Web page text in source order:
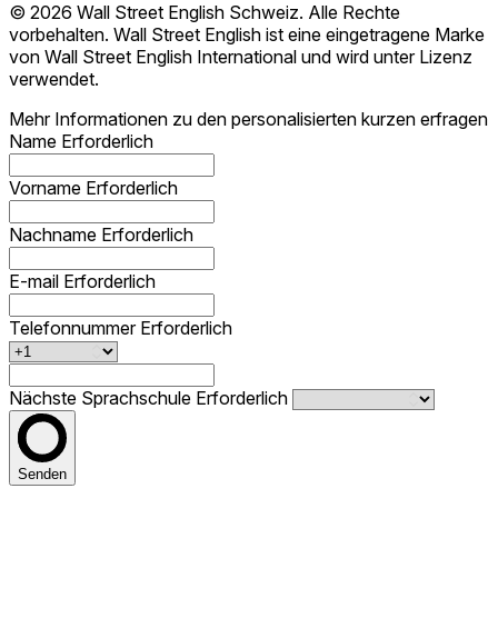
© 2026 Wall Street English Schweiz. Alle Rechte
vorbehalten. Wall Street English ist eine eingetragene Marke
von Wall Street English International und wird unter Lizenz
verwendet.
Mehr Informationen zu den personalisierten kurzen erfragen
Name Erforderlich
Vorname Erforderlich
Nachname Erforderlich
E-mail Erforderlich
Telefonnummer Erforderlich
Nächste Sprachschule Erforderlich
Senden